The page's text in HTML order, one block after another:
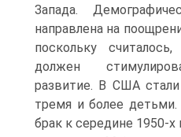
Запада.
направлена на
поскольку
должен
развитие. В США
тремя и более детьми.
брак к середине 1950-х